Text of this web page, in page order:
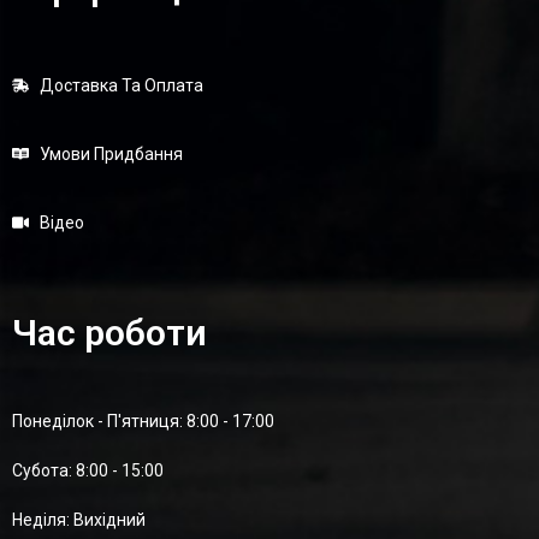
Доставка Та Оплата
Умови Придбання
Відео
Час роботи
Понеділок - П'ятниця: 8:00 - 17:00
Суботa: 8:00 - 15:00
Неділя: Вихідний